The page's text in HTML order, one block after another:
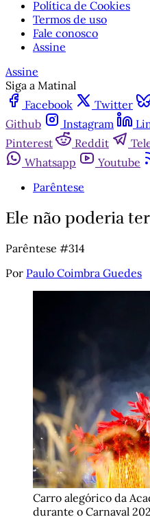
Política de Cookies
Termos de uso
Fale conosco
Assine
Assine
Siga a Matinal
Facebook
Twitter
Github
Instagram
Pinterest
Reddit
Whatsapp
Youtube
Parêntese
Ele não poderia
Parêntese #314
Por Paulo Coimbra Guedes
Carro alegórico da
durante o Carnaval